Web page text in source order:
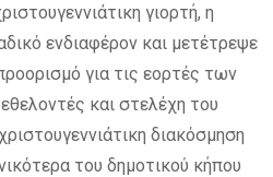
γιορτή, η
ενδιαφέρον και μετέτρεψε
για τις εορτές των
και στελέχη του
διακόσμηση
του δημοτικού κήπου